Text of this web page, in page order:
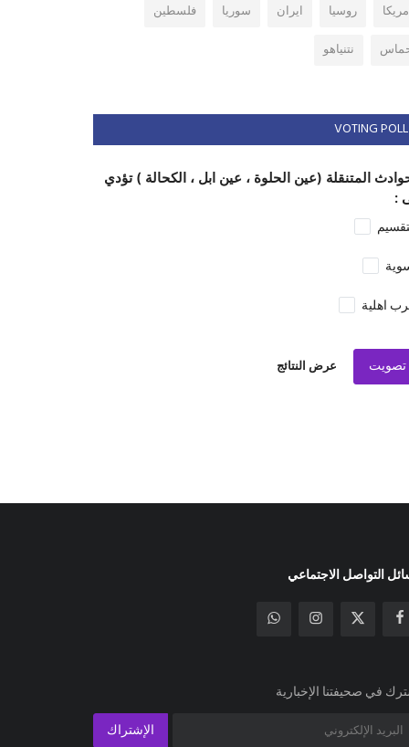
روسيا ايران سوريا
فلسطين
نتنياهو
VOTING POLL
المتنقلة (عين الحلوة ، عين ابل ، الكحالة ) تؤدي
:
اهلية
تصويت عرض النتائج
التواصل الاجتماعي
في صحيفتنا الإخبارية
الإشتراك